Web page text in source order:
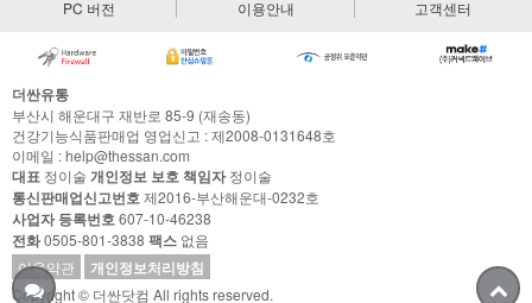
PC 버전 이용안내 고객센터
더싼유통
부산시 해운대구 재반로 85-9 (재송동)
건강기능식품판매업 영업신고 : 제2008-0131648호
이메일 : help@thessan.com
대표 정이술 개인정보 보호 책임자정이술
통신판매업신고번호제2016-부산해운대-0232호
사업자 등록번호607-10-46238
전화0505-801-3838 팩스 없음
이용약관
개인정보처리방침
Copyright © 더싼닷컴 All rights reserved.